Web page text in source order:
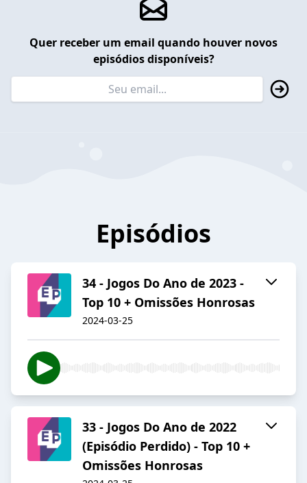
Quer receber um email quando houver novos
episódios disponíveis?
Episódios
34 - Jogos Do Ano de 2023 -
Top 10 + Omissões Honrosas
2024-03-25
33 - Jogos Do Ano de 2022
(Episódio Perdido) - Top 10 +
Omissões Honrosas